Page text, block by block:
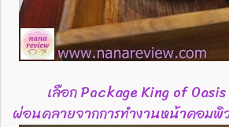
เลือก Package King of
ผ่อนคลายจากการทำงานหน้าคอม